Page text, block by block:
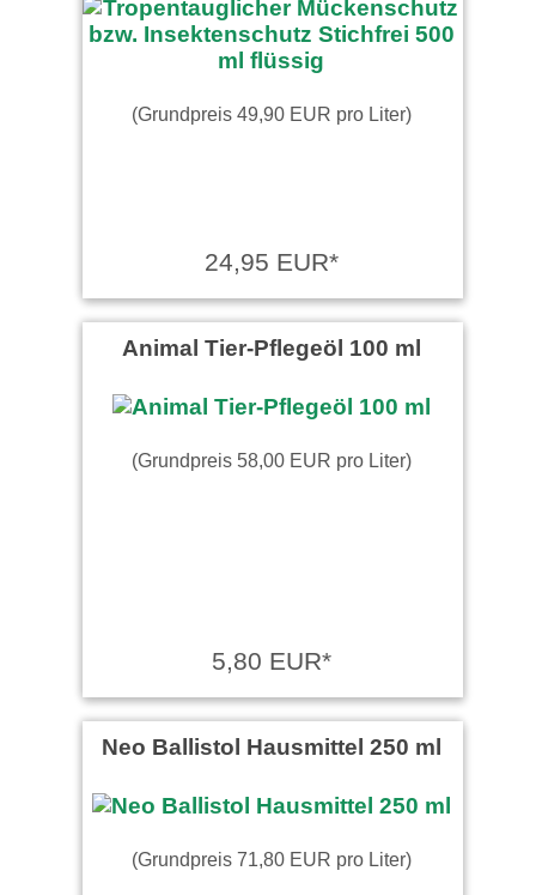
angenehm im Duft und sehr
wirksam
(Grundpreis 49,90 EUR pro Liter)
24,95 EUR*
Animal Tier-Pflegeöl 100 ml
(Grundpreis 58,00 EUR pro Liter)
5,80 EUR*
Neo Ballistol Hausmittel 250 ml
(Grundpreis 71,80 EUR pro Liter)